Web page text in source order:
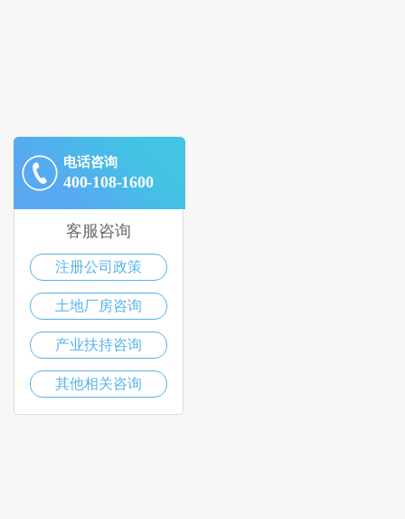
电话咨询
400-108-1600
客服咨询
注册公司政策
土地厂房咨询
产业扶持咨询
其他相关咨询